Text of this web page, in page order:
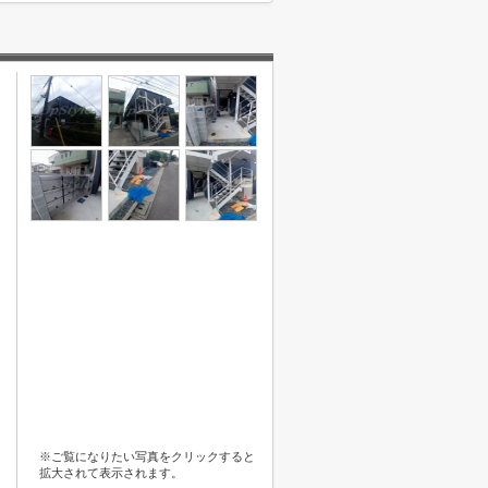
※ご覧になりたい写真をクリックすると
拡大されて表示されます。